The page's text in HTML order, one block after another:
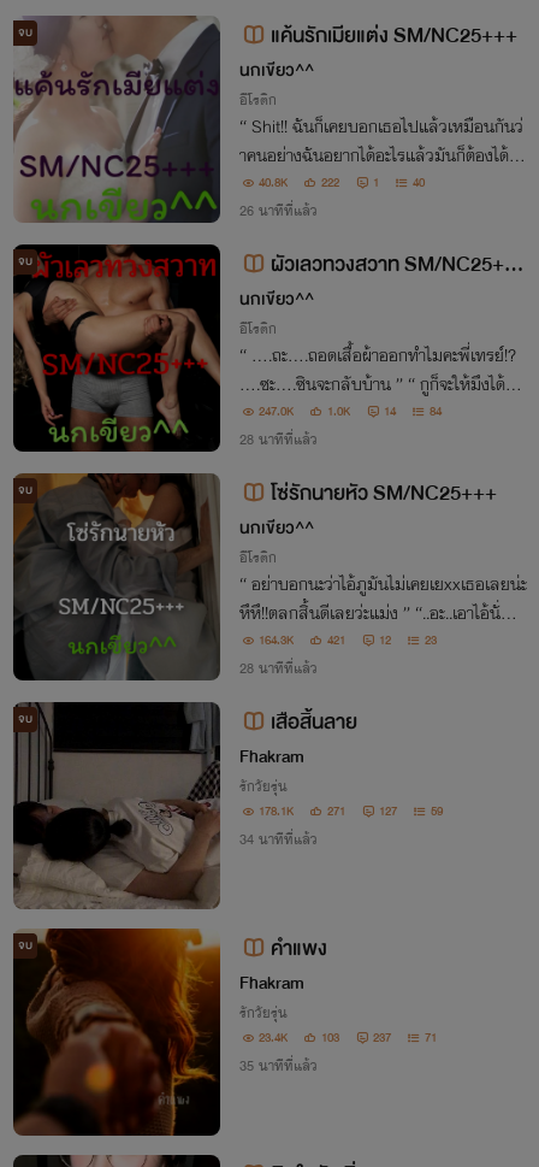
จบ แค้นรักเมียแต่ง SM/NC25+++
นกเขียว^^
อีโรติก
“ Shit!! ฉันก็เคยบอกเธอไปแล้วเหมือนกันว่
าคนอย่างฉันอยากได้อะไรแล้วมันก็ต้องได้ทั้
งนั้น ” “ อ๊ะ!! ปล่อยฉันนะ หยุดทำเรื่องทุเรศ
สกปรกแบบนี้กับฉันสักที อื้ออออ!!!!! หยุดน
40.8K 222 1 40
26 นาทีที่แล้ว
จบ
ผัวเลวทวงสวาท SM/NC25++
+
นกเขียว^^
อีโรติก
“ ….ถะ….ถอดเสื้อผ้าออกทำไมคะพี่เทรย์!?
….ซะ….ซินจะกลับบ้าน ” “ กูก็จะให้มึงได้ชด
ใช้ความผิดของพี่มึงไงล่ะซิซิน ”
247.0K 1.0K 14 84
28 นาทีที่แล้ว
จบ โซ่รักนายหัว SM/NC25+++
นกเขียว^^
อีโรติก
“ อย่าบอกนะว่าไอ้ภูมันไม่เคยเยxxเธอเลยน่ะ
หึหึ!!ตลกสิ้นดีเลยว่ะแม่ง ” “..อะ..เอาไอ้นั่
น..อึก!!แค่กๆ!! เอามันออกไปจากตัวฉันนะ แ
ค่กๆ!!ฉันเจ็บอึก..เจ็บมากไม่ไหวแล้ว ”“ โดนเ
164.3K 421 12 23
28 นาทีที่แล้ว
จบ เสือสิ้นลาย
Fhakram
รักวัยรุ่น
178.1K 271 127 59
34 นาทีที่แล้ว
จบ คำแพง
Fhakram
รักวัยรุ่น
23.4K 103 237 71
35 นาทีที่แล้ว